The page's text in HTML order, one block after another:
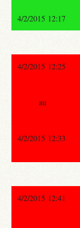
4/2/2015 12:17
4/2/2015 12:25
au
4/2/2015 12:33
4/2/2015 12:41